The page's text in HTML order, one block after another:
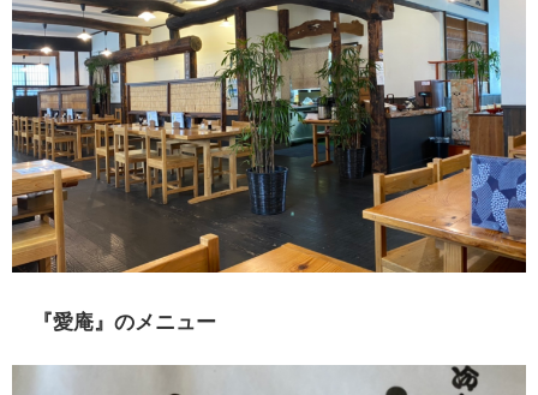
『愛庵』のメニュー